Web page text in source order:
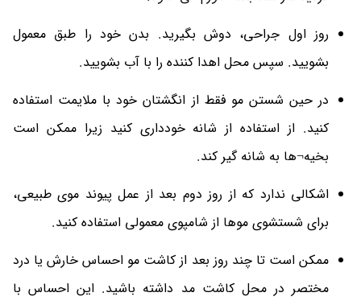
روز اول جراحی، دوش بگیرید. بدن خود را طبق معمول
بشویید. سپس محل اهدا کننده را با آب بشویید.
در حین شستن مو فقط از انگشتان خود با ملایمت استفاده
کنید. از استفاده از شانه خودداری کنید زیرا ممکن است
بخیه¬ها به شانه گیر کند.
اشکالی ندارد که از روز دوم بعد از عمل پیوند موی طبیعی،
برای شستشوی موها از شامپوی معمولی استفاده کنید.
ممکن است تا چند روز بعد از کاشت مو احساس خارش یا درد
مختصر در محل کاشت مد داشته باشید. این احساس با